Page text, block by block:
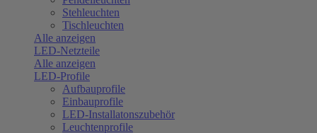
Stehleuchten
Tischleuchten
Alle anzeigen
LED-Netzteile
Alle anzeigen
LED-Profile
Aufbauprofile
Einbauprofile
LED-Installatonszubehör
Leuchtenprofile